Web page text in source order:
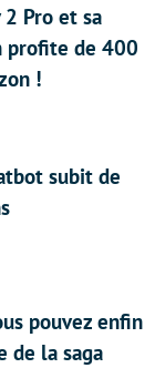
2 Pro et sa
profite de 400
!
subit de
pouvez enfin
de la saga